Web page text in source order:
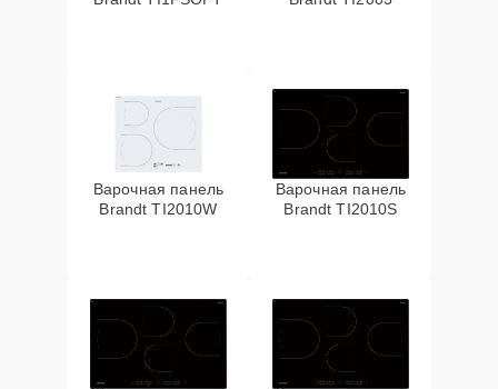
Варочная панель
Brandt TI2010W
Варочная панель
Brandt TI2010S